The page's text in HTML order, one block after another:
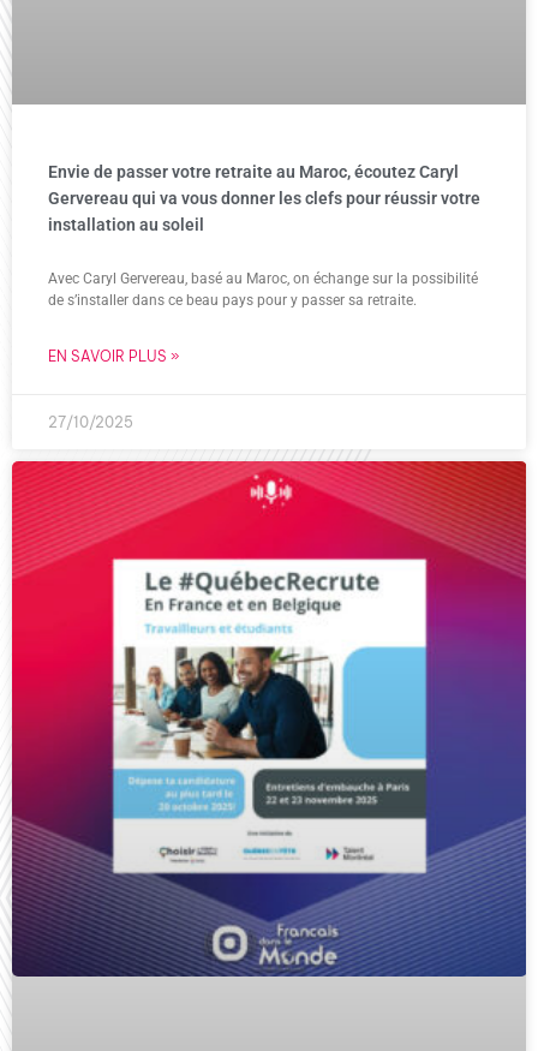
Envie de passer votre retraite au Maroc, écoutez Caryl
Gervereau qui va vous donner les clefs pour réussir votre
installation au soleil
Avec Caryl Gervereau, basé au Maroc, on échange sur la possibilité
de s’installer dans ce beau pays pour y passer sa retraite.
EN SAVOIR PLUS »
27/10/2025